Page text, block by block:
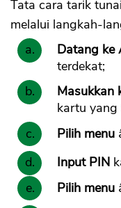
Tata cara tarik
melalui langkah-
Datang ke
terdekat;
Masukkan
kartu yang
Pilih menu
Input PIN
Pilih menu